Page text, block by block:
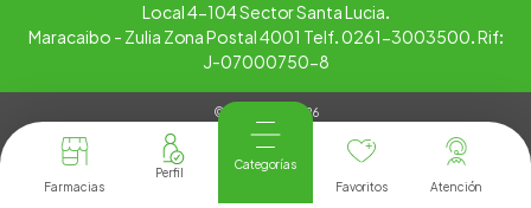
Farmacias
Categorías
Favoritos
Atención
Local 4-104 Sector Santa Lucia.
Maracaibo - Zulia Zona Postal 4001 Telf. 0261-3003500. Rif:
J-07000750-8
© Copyright 2026
Tienda Virtual desarrollada por
Tecnología